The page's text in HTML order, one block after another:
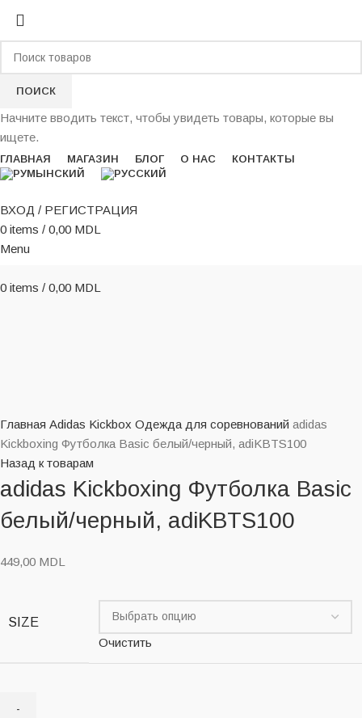
ГЛАВНАЯ МАГАЗИН БЛОГ О НАС КОНТАКТЫ
ВХОД / РЕГИСТРАЦИЯ
0 items / 0,00 MDL
Menu
0 items / 0,00 MDL
Главная Adidas Kickbox Одежда для соревнований adidas
Kickboxing Футболка Basic белый/черный, adiKBTS100
Назад к товарам
adidas Kickboxing Футболка Basic
белый/черный, adiKBTS100
449,00 MDL
SIZE
Очистить
ПОИСК
Начните вводить текст, чтобы увидеть товары, которые вы
ищете.